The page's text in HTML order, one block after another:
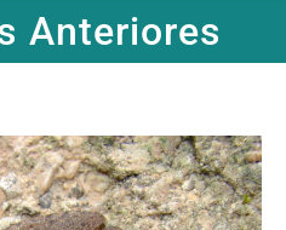
Anteriores